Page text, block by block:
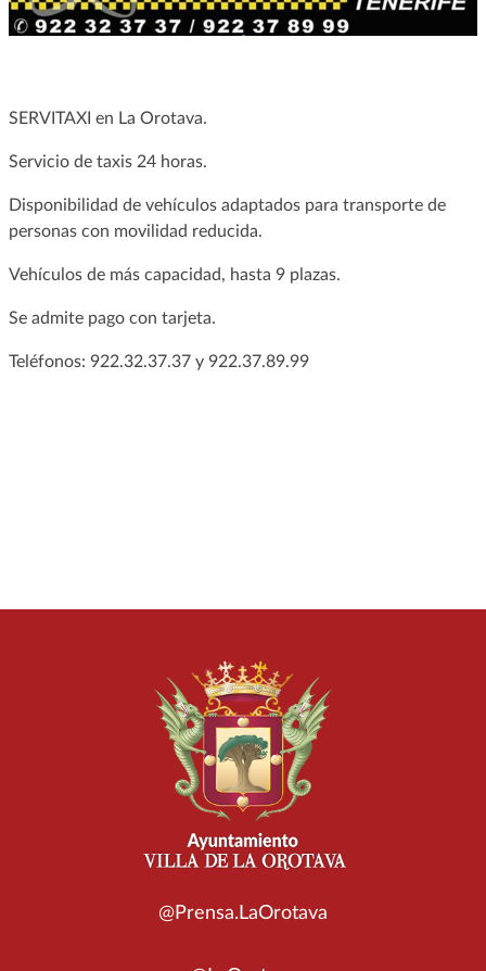
SERVITAXI en La Orotava.
Servicio de taxis 24 horas.
Disponibilidad de vehículos adaptados para transporte de
personas con movilidad reducida.
Vehículos de más capacidad, hasta 9 plazas.
Se admite pago con tarjeta.
Teléfonos: 922.32.37.37 y 922.37.89.99
@Prensa.LaOrotava